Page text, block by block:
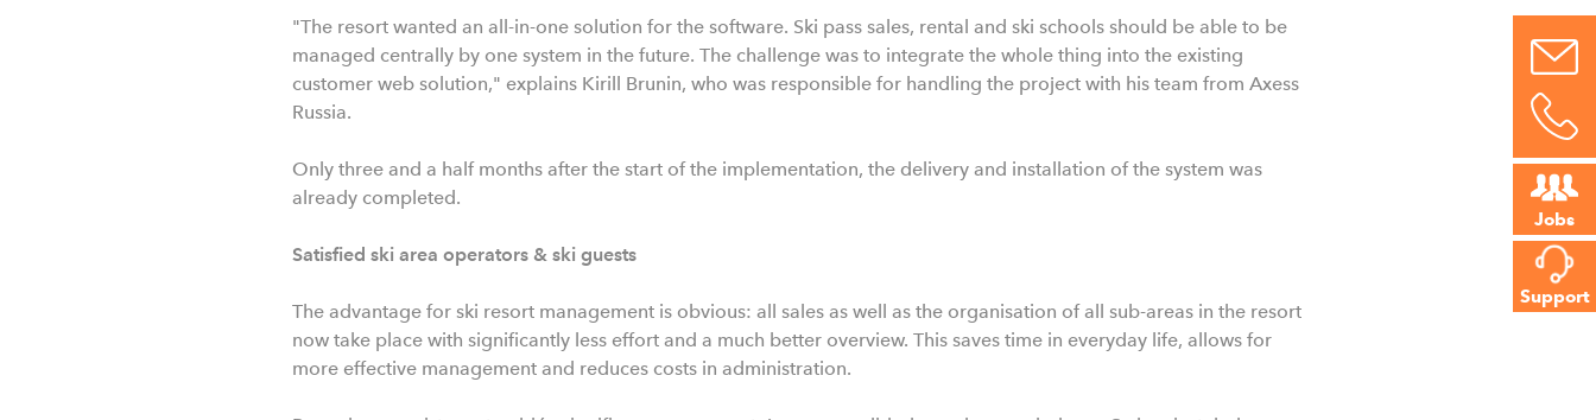
Jobs
Support
"The resort wanted an all-in-one solution for the software. Ski pass sales, rental and ski schools should be able to be
managed centrally by one system in the future. The challenge was to integrate the whole thing into the existing
customer web solution," explains Kirill Brunin, who was responsible for handling the project with his team from Axess
Russia.
Only three and a half months after the start of the implementation, the delivery and installation of the system was
already completed.
Satisfied ski area operators & ski guests
The advantage for ski resort management is obvious: all sales as well as the organisation of all sub-areas in the resort
now take place with significantly less effort and a much better overview. This saves time in everyday life, allows for
more effective management and reduces costs in administration.